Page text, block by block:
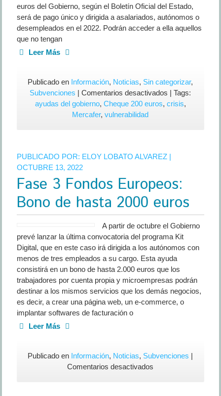
euros del Gobierno, según el Boletín Oficial del Estado,
será de pago único y dirigida a asalariados, autónomos o
desempleados en el 2022. Podrán acceder a ella aquellos
que no tengan
Leer Más
Publicado en Información, Noticias, Sin categorizar,
Subvenciones |Comentarios desactivados en
Nueva
familias
vulnerables
| Tags:
ayudas del gobierno, Cheque 200 euros, crisis,
Mercafer,vulnerabilidad
PUBLICADO POR: ELOY LOBATO ALVAREZ|
OCTUBRE 13, 2022
Fase 3 Fondos Europeos:
Bono de hasta 2000 euros
A partir de octubre el Gobierno
prevé lanzar la última convocatoria del programa Kit
Digital, que en este caso irá dirigida a los autónomos con
menos de tres empleados a su cargo. Esta ayuda
consistirá en un bono de hasta 2.000 euros que los
trabajadores por cuenta propia y microempresas podrán
destinar a los mismos servicios que los demás negocios,
es decir, a crear una página web, un e-commerce, o
implantar softwares de facturación o
Leer Más
Publicado en Información, Noticias, Subvenciones |
Comentarios desactivados